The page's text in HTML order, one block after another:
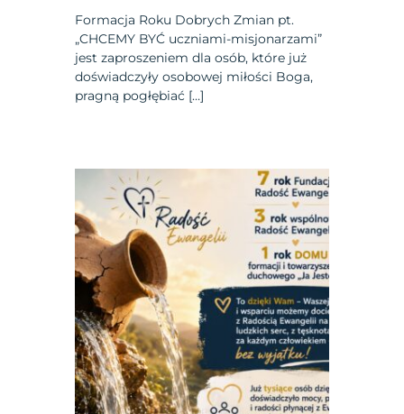
Formacja Roku Dobrych Zmian pt.
„CHCEMY BYĆ uczniami-misjonarzami”
jest zaproszeniem dla osób, które już
doświadczyły osobowej miłości Boga,
pragną pogłębiać […]